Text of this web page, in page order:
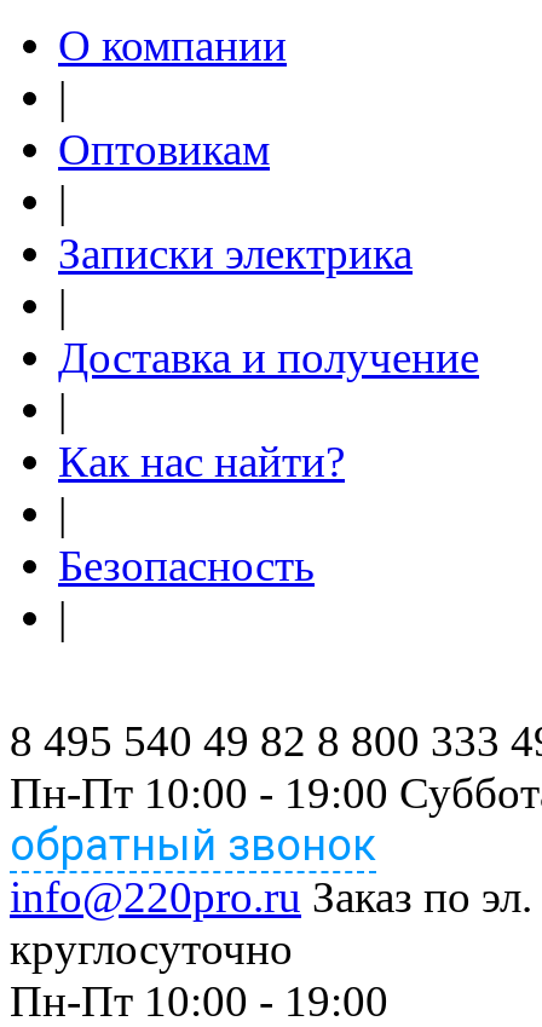
О компании
|
Оптовикам
|
Записки электрика
|
Доставка и получение
|
Как нас найти?
|
Безопасность
|
8 495 540 49 82 8 800 333
Пн-Пт 10:00 - 19:00
обратный звонок
info@220pro.ru Заказ по
круглосуточно
Пн-Пт 10:00 - 19:00